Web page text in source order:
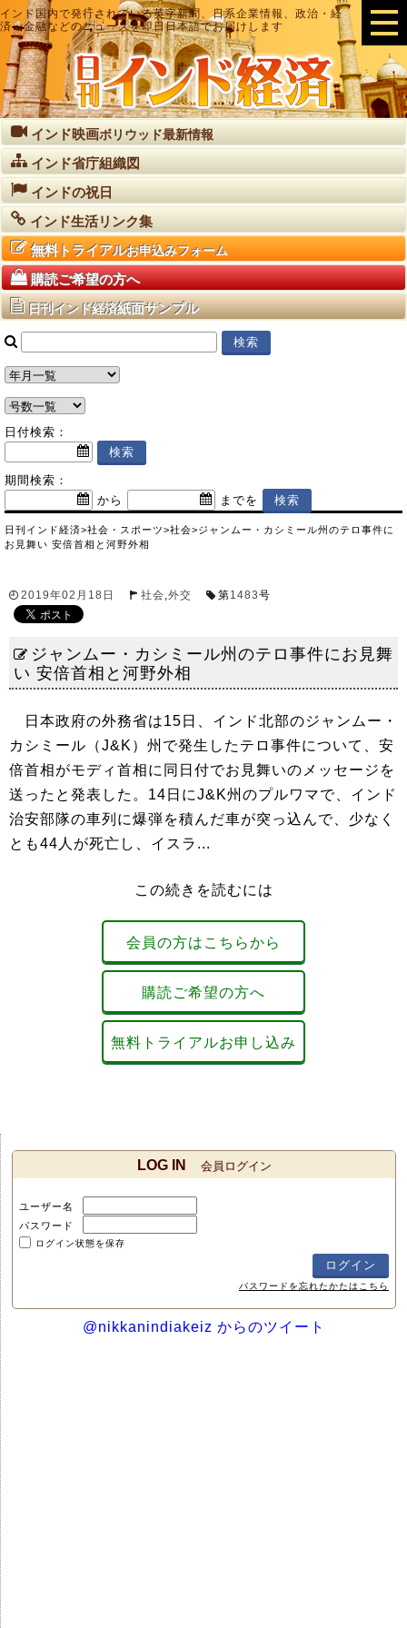
インド国内で発行されている英字新聞、日系企業情報、政治・経
済・金融などのニュースを即日日本語でお届けします
インド映画ボリウッド最新情報
インド省庁組織図
インドの祝日
インド生活リンク集
無料トライアルお申込みフォーム
購読ご希望の方へ
日刊インド経済紙面サンプル
日付検索：
期間検索：
から
までを
日刊インド経済>社会・スポーツ>社会>ジャンムー・カシミール州のテロ事件に
お見舞い 安倍首相と河野外相
2019年02月18日 社会,外交 第1483号
ジャンムー・カシミール州のテロ事件にお見舞
い 安倍首相と河野外相
日本政府の外務省は15日、インド北部のジャンムー・
カシミール（J&K）州で発生したテロ事件について、安
倍首相がモディ首相に同日付でお見舞いのメッセージを
送ったと発表した。14日にJ&K州のプルワマで、インド
治安部隊の車列に爆弾を積んだ車が突っ込んで、少なく
とも44人が死亡し、イスラ...
この続きを読むには
会員の方はこちらから
購読ご希望の方へ
無料トライアルお申し込み
LOG IN 会員ログイン
ユーザー名
パスワード
ログイン状態を保存
パスワードを忘れたかたはこちら
@nikkanindiakeiz からのツイート